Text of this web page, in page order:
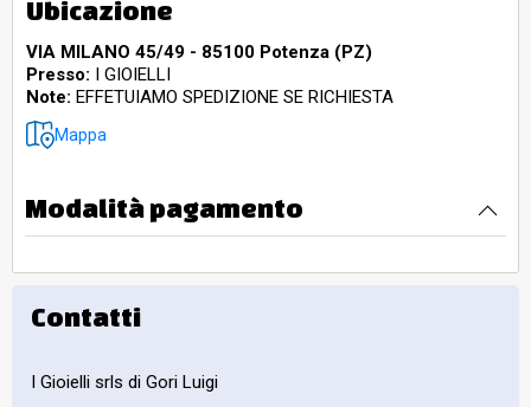
Ubicazione
VIA MILANO 45/49 - 85100 Potenza (PZ)
Presso: I GIOIELLI
Note: EFFETUIAMO SPEDIZIONE SE RICHIESTA
Mappa
Modalità pagamento
Contatti
I Gioielli srls di Gori Luigi